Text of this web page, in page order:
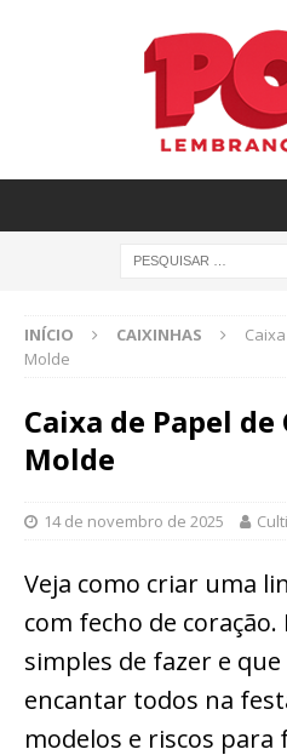
INÍCIO CAIXINHAS
Molde
Caixa de Papel de
Molde
14 de novembro de 2025
Veja como criar uma
com fecho de coração.
simples de fazer e
encantar todos na
modelos e riscos para